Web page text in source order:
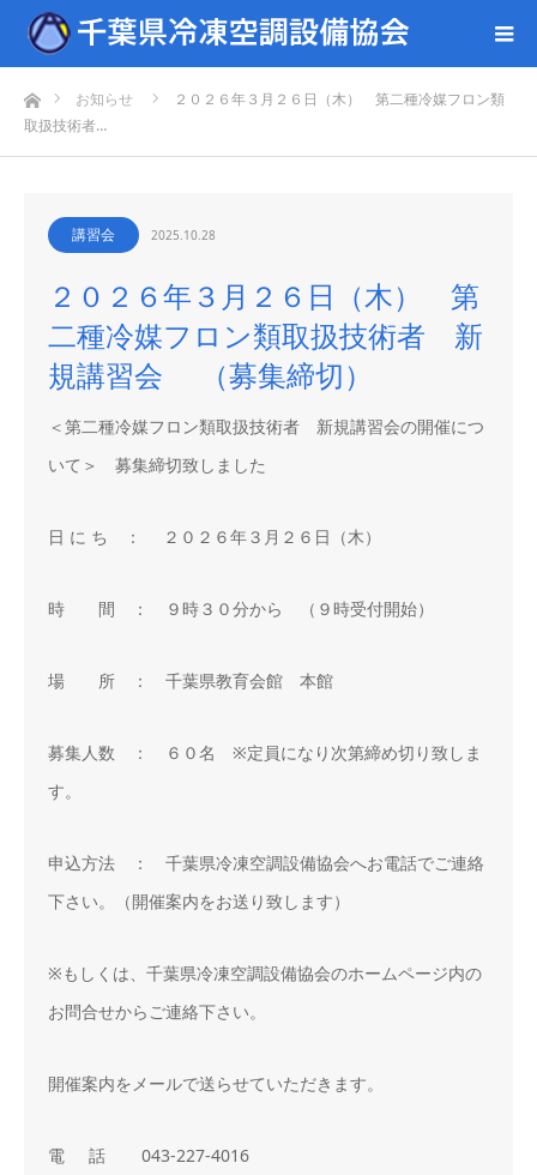
ホームお知らせ
２０２６年３月２６日（木） 第二種冷媒フロン類
取扱技術者…
講習会 2025.10.28
２０２６年３月２６日（木） 第
二種冷媒フロン類取扱技術者 新
規講習会 （募集締切）
＜第二種冷媒フロン類取扱技術者 新規講習会の開催につ
いて＞ 募集締切致しました
日 に ち ： ２０２６年３月２６日（木）
時 間 ： ９時３０分から （９時受付開始）
場 所 ： 千葉県教育会館 本館
募集人数 ： ６０名 ※定員になり次第締め切り致しま
す。
申込方法 ： 千葉県冷凍空調設備協会へお電話でご連絡
下さい。（開催案内をお送り致します）
※もしくは、千葉県冷凍空調設備協会のホームページ内の
お問合せからご連絡下さい。
開催案内をメールで送らせていただきます。
電 話 043-227-4016